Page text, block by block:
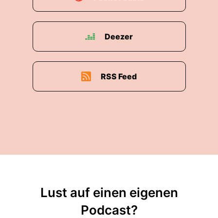
wenig den Delaware Fluss hinauf segeln je sie
anlanden und dann zu Fuß oder mit kleinen
Ruderboten weiterziehen, bis sie nach Kristina
schwedischen Kolonie in den heutigen USA.
00:02:42: So?
00:02:54: Der Name Peter Gunna Schon Rambo
Deezer
RSS Feed
Lust auf einen eigenen
Podcast?